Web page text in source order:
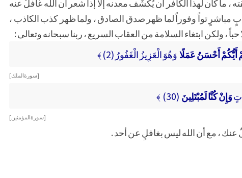
مباشرٍ تواً وفوراً لما ظهر صدق الصادق ، ولما ظهر كذب الكاذب ،
، ولكن ابتغاء السلامة من العقاب السريع ، ربنا سبحانه وتعالى :
أَيُّكُمْ أَحْسَنُ عَمَلًاوَهُوَ الْعَزِيزُ الْغَفُورُ (2) ﴾
[ سورة الملك ]
وَإِنْ كُنَّا لَمُبْتَلِينَ (30) ﴾
[ سورة المؤمنين ]
عنك ، مع أن الله ليس بغافلٍ عن أحد .